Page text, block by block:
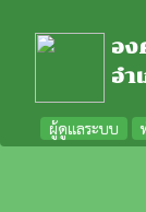
อง
อำ
ผู้ดูแลระบบ